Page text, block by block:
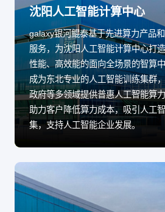
沈阳人工智能计算中心
galaxy银河鲲泰基于先进算力产品和
服务，为沈阳人工智能计算中心打
性能、高效能的面向全场景的智算
成为东北专业的人工智能训练集群
政府等多领域提供普惠人工智能算
助力客户降低算力成本，吸引人工
集，支持人工智能企业发展。